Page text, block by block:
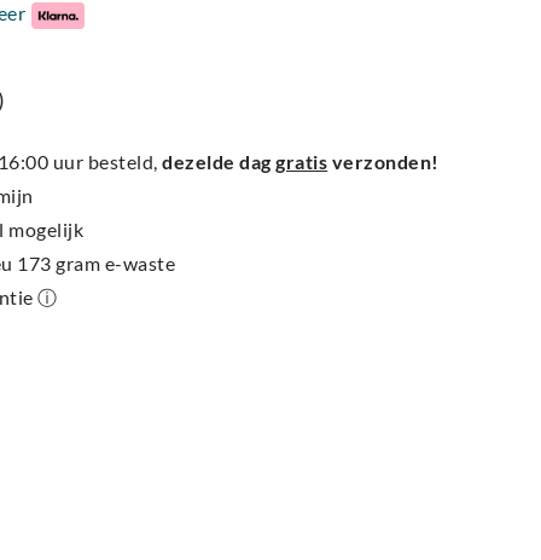
uur besteld,dezelde daggratis verzonden!
mogelijk
173 gram e-waste
ⓘ